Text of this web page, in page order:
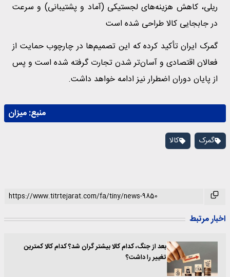
ریلی، کاهش هزینه‌های لجستیکی (آماد و پشتیبانی) و سرعت
در جابجایی کالا طراحی شده است
گمرک ایران تأکید کرده که این تصمیم‌ها در چارچوب حمایت از
فعالان اقتصادی و آسان‌تر شدن تجارت گرفته شده است و پس
از پایان دوران اضطرار نیز ادامه خواهد داشت.
منبع:میزان
گمرک کالا
اخبار مرتبط
بعد از جنگ، کدام کالا بیشتر گران شد؟ کدام کالا کمترین
تغییر را داشت؟